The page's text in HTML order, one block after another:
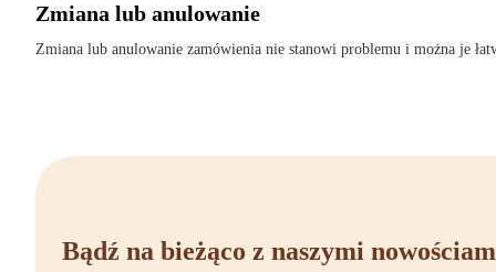
Zmiana lub anulowanie
Zmiana lub anulowanie zamówienia nie stanowi problemu i można je
Bądź na bieżąco z naszymi